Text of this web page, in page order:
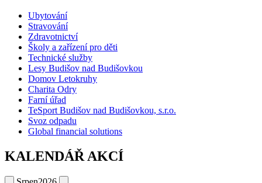
Ubytování
Stravování
Zdravotnictví
Školy a zařízení pro děti
Technické služby
Lesy Budišov nad Budišovkou
Domov Letokruhy
Charita Odry
Farní úřad
TeSport Budišov nad Budišovkou, s.r.o.
Svoz odpadu
Global financial solutions
KALENDÁŘ AKCÍ